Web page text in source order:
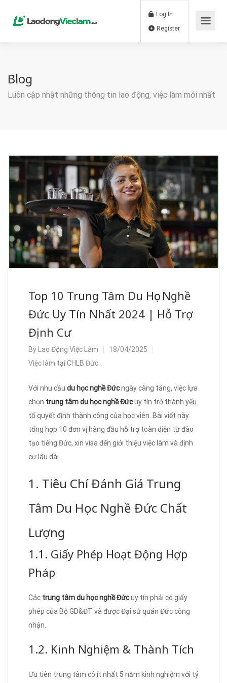
Log In
Blog
Luôn cập nhật những thông tin lao động, việc làm mới nhất
Top 10 Trung Tâm Du Học Nghề
Đức Uy Tín Nhất 2024 | Hỗ Trợ
Định Cư
By Lao Động Việc Làm
18/04/2025
Việc làm tại CHLB Đức
Với nhu cầu du học nghề Đứcngày càng tăng, việc lựa
chọn trung tâm du học nghề Đứcuy tín trở thành yếu
tố quyết định thành công của học viên. Bài viết này
tổng hợp 10 đơn vị hàng đầu hỗ trợ toàn diện từ đào
tạo tiếng Đức, xin visa đến giới thiệu việc làm và định
cư lâu dài.
1. Tiêu Chí Đánh Giá Trung
Tâm Du Học Nghề Đức Chất
Lượng
1.1. Giấy Phép Hoạt Động Hợp
Pháp
Các trung tâm du học nghề Đứcuy tín phải có giấy
phép của Bộ GD&ĐT và được Đại sứ quán Đức công
nhận.
1.2. Kinh Nghiệm & Thành Tích
Ưu tiên trung tâm có ít nhất 5 năm kinh nghiệm với tỷ